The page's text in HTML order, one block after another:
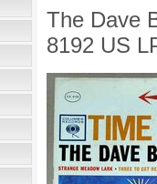
The Dave
8192 US